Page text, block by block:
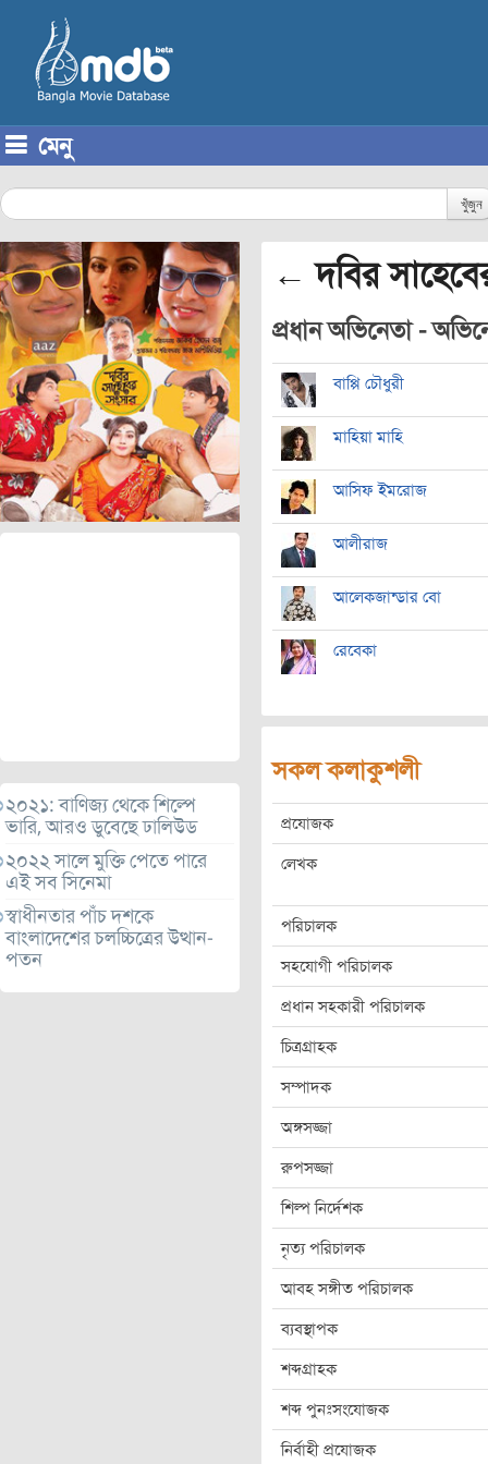
মেনু
খুঁজুন
২০২১: বাণিজ্য থেকে শিল্পে
ভারি, আরও ডুবেছে ঢালিউড
২০২২ সালে মুক্তি পেতে পারে
এই সব সিনেমা
স্বাধীনতার পাঁচ দশকে
বাংলাদেশের চলচ্চিত্রের উত্থান-
পতন
← দবির
প্রধান অভিনেতা -
বাপ্পি চৌধুরী
মাহিয়া মাহি
আসিফ ইমরোজ
আলীরাজ
আলেকজান্ডার বো
রেবেকা
সকল কলাকুশলী
প্রযোজক
লেখক
পরিচালক
সহযোগী পরিচালক
প্রধান সহকারী পরিচালক
চিত্রগ্রাহক
সম্পাদক
অঙ্গসজ্জা
রুপসজ্জা
শিল্প নির্দেশক
নৃত্য পরিচালক
আবহ সঙ্গীত পরিচালক
ব্যবস্থাপক
শব্দগ্রাহক
শব্দ পুনঃসংযোজক
নির্বাহী প্রযোজক